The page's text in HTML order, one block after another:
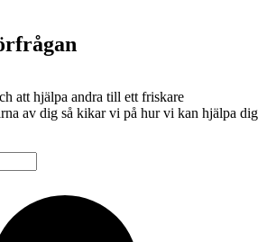
att hjälpa andra till ett friskare
av dig så kikar vi på hur vi kan hjälpa dig